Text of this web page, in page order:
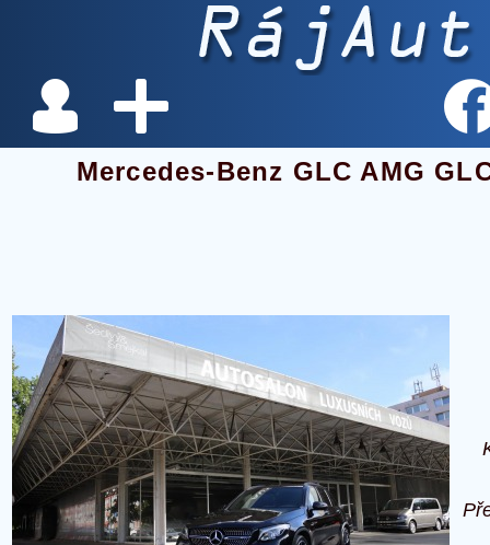
Mercedes-Benz GLC AMG